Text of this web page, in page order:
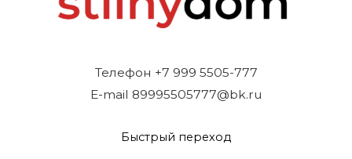
Телефон +7 999 5505-777
E-mail 89995505777@bk.ru
Быстрый переход